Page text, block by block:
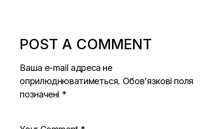
POST A COMMENT
Ваша e-mail адреса не
оприлюднюватиметься. Обов’язкові поля
позначені *